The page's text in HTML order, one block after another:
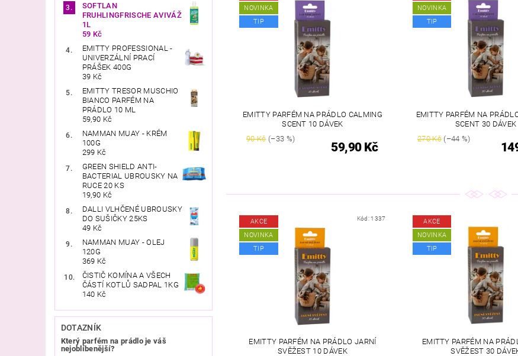
SOFTLAN
FRUHLINGFRISCHE AVIVÁŽ
1L
59 Kč
EMITTY PROFESSIONAL -
UNIVERZÁLNÍ PRACÍ
PRÁŠEK 400G
39 Kč
EMITTY TRESOR MUSCHIO
BIANCO PARFÉM NA
PRÁDLO 10 ML
59,90 Kč
NAMMAN MUAY - KRÉM
100G
299 Kč
GREEN SHIELD ANTI-
BACTERIAL UBROUSKY NA
RUCE 20 KS
19,90 Kč
DALLI VLHČENÉ UBROUSKY
DO SUŠIČKY 25KS
49 Kč
NAMMAN MUAY - OLEJ
120G
369 Kč
ČISTIČ KOMÍNA A VŠECH
ČÁSTÍ KOTLŮ SADPAL 1KG
140 Kč
DOTAZNÍK
Který parfém na prádlo je váš
nejoblíbenější?
NOVINKA
TIP
EMITTY PARFÉM NA PRÁDLO CALMING
SCENT 10 DÁVEK
90 Kč(–33 %)
59,90 Kč
NOVINKA
TIP
EMITTY PARFÉM NA
SCENT 30 DÁVEK
270 Kč(–44 %)
AKCE
NOVINKA
TIP
Kód: 1337
EMITTY PARFÉM NA PRÁDLO JARNÍ
SVĚŽEST 10 DÁVEK
AKCE
NOVINKA
TIP
EMITTY PARFÉM NA
SVĚŽEST 30